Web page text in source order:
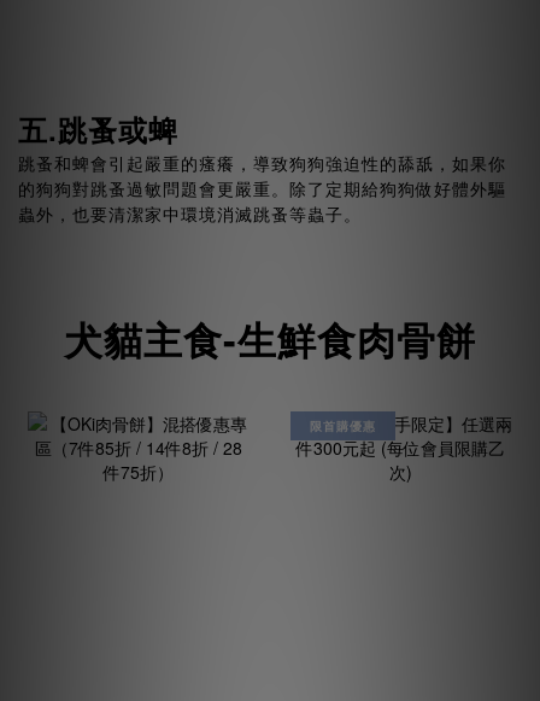
五.跳蚤或蜱
跳蚤和蜱會引起嚴重的瘙癢，導致狗狗強迫性的舔舐，如果你
的狗狗對跳蚤過敏問題會更嚴重。除了定期給狗狗做好體外驅
蟲外，也要清潔家中環境消滅跳蚤等蟲子。
犬貓主食-生鮮食肉骨餅
限首購優惠